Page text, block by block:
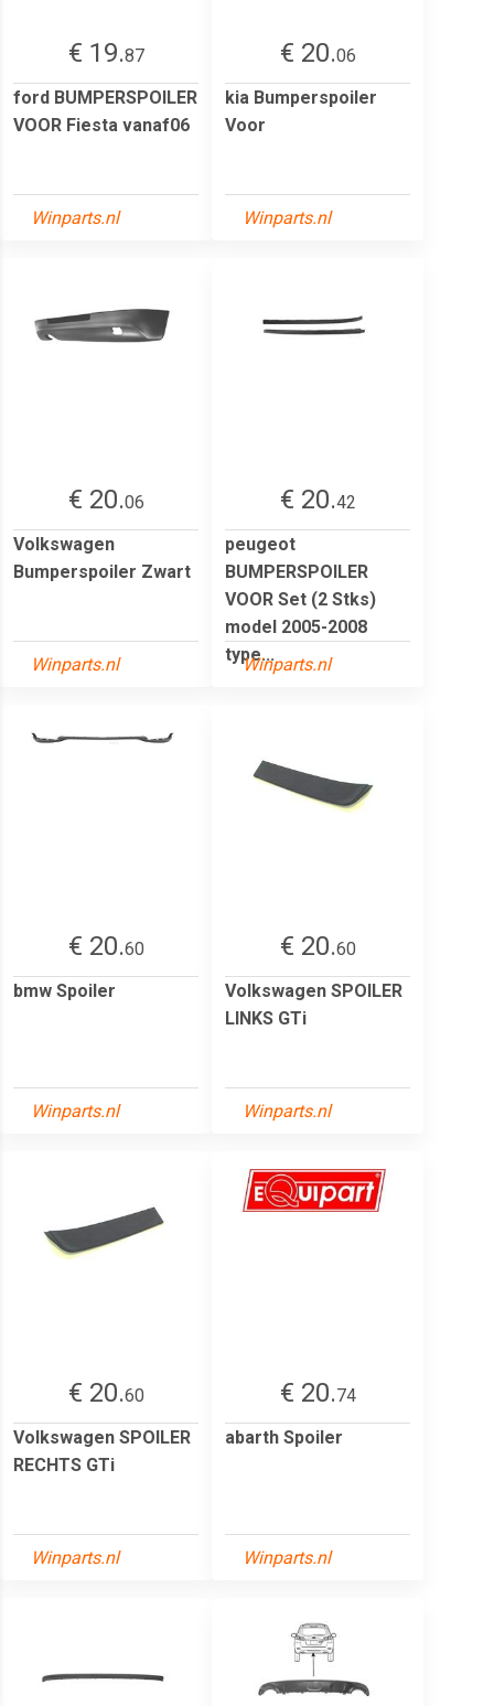
€ 19.87
ford BUMPERSPOILER
VOOR Fiesta vanaf06
Winparts.nl
€ 20.06
kia Bumperspoiler
Voor
Winparts.nl
€ 20.06
Volkswagen
Bumperspoiler Zwart
Winparts.nl
€ 20.42
peugeot
BUMPERSPOILER
VOOR Set (2 Stks)
model 2005-2008
type...
Winparts.nl
€ 20.60
bmw Spoiler
Winparts.nl
€ 20.60
Volkswagen SPOILER
LINKS GTi
Winparts.nl
€ 20.60
Volkswagen SPOILER
RECHTS GTi
Winparts.nl
€ 20.74
abarth Spoiler
Winparts.nl